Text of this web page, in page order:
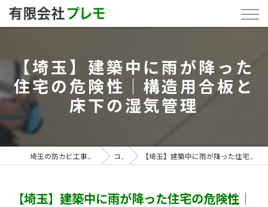
【埼玉】建築中に雨が降った
住宅の危険性｜構造用合板と
床下の湿気管理
コラム 【埼玉】建築中に雨が降った住宅の危険性｜構造用合板と床下の湿気管理
【埼玉】建築中に雨が降った住宅の危険性｜